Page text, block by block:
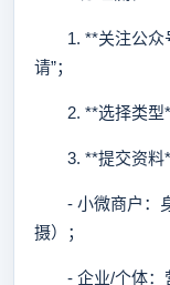
1. **关注公众号
请”；
2. **选择类型**
3. **提交资料**
- 小微商户：身
摄）；
- 企业/个体：营